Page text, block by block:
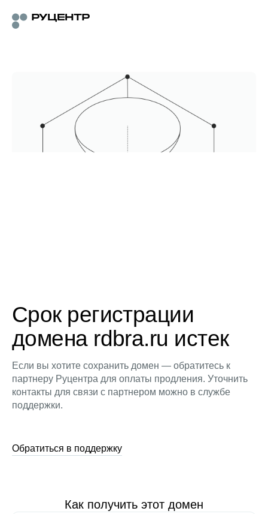
Срок регистрации
домена rdbra.ru истек
Если вы хотите сохранить домен — обратитесь к
партнеру Руцентра для оплаты продления. Уточнить
контакты для связи с партнером можно в службе
поддержки.
Обратиться в поддержку
Как получить этот домен